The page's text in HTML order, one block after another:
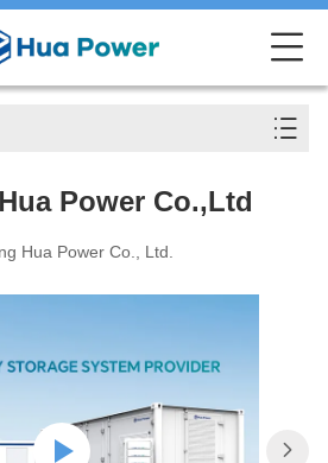
Power Co.,Ltd
Hua Power Co., Ltd.